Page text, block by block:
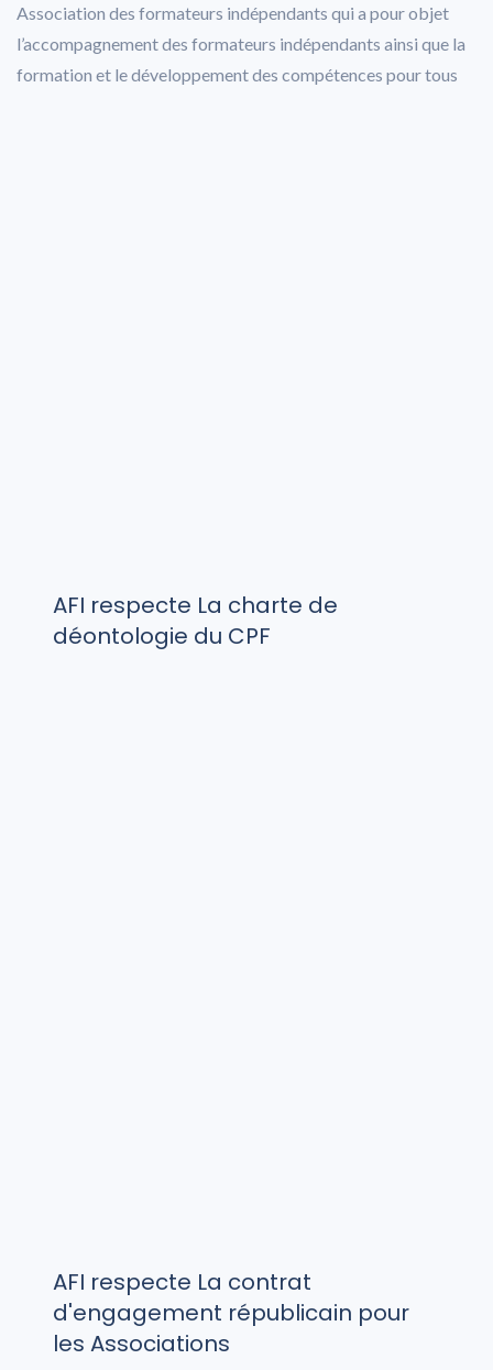
Association des formateurs indépendants qui a pour objet
l’accompagnement des formateurs indépendants ainsi que la
formation et le développement des compétences pour tous
AFI respecte La charte de
déontologie du CPF
AFI respecte La contrat
d'engagement républicain pour
les Associations